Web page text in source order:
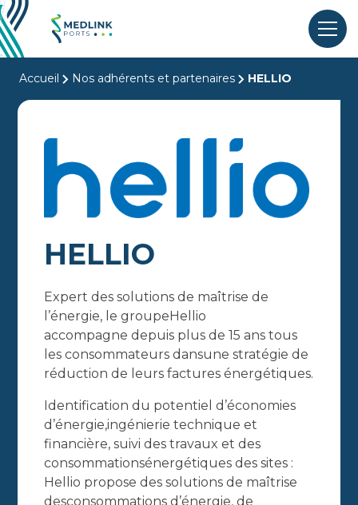
Accueil Nos adhérents et partenaires HELLIO
HELLIO
Expert des solutions de maîtrise de
l’énergie, le groupeHellio
accompagne depuis plus de 15 ans tous
les consommateurs dansune stratégie de
réduction de leurs factures énergétiques.
Identification du potentiel d’économies
d’énergie,ingénierie technique et
financière, suivi des travaux et des
consommationsénergétiques des sites :
Hellio propose des solutions de maîtrise
desconsommations d’énergie, de